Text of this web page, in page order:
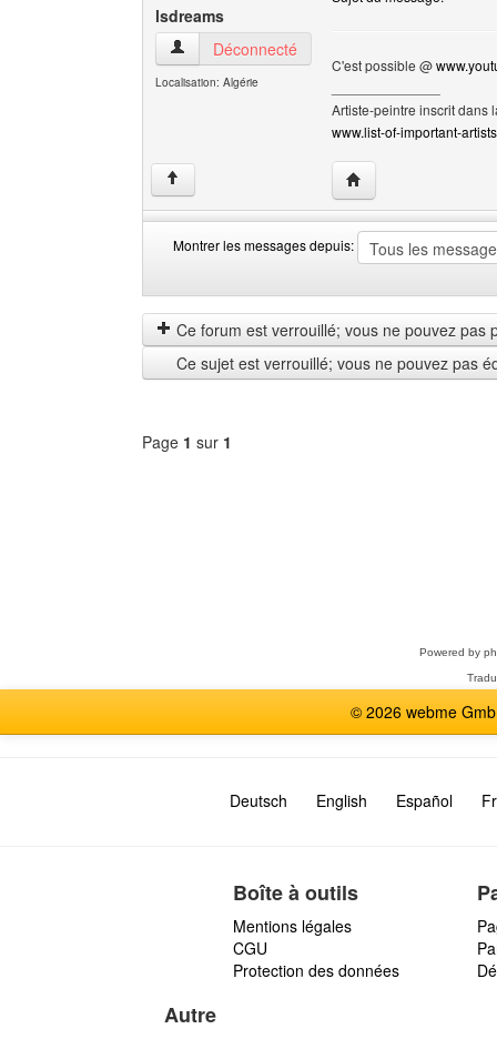
lsdreams
lsdreams Voir le profil de l'utilisateur
Déconnecté
Localisation: Algérie
C'est possible @
Artiste-peintre inscrit dans
www.list-of-important-
↑ Visiter le site web
Montrer les messages depuis:
les
messages
depuis
by
Ce forum est verrouillé; vous ne pouvez pas
Ce sujet est verrouillé; vous ne pouvez pas
Page 1 sur 1
Powered by
© 2026 webme
Deutsch English Español
Boîte à outils
Mentions légales
CGU
Protection des données
Autre